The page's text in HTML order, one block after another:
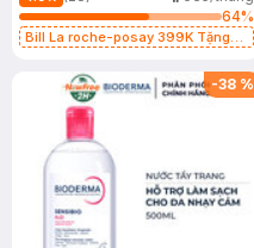
64%
Bill La roche-posay 399K Tặng
(SL có hạn)
-38 %